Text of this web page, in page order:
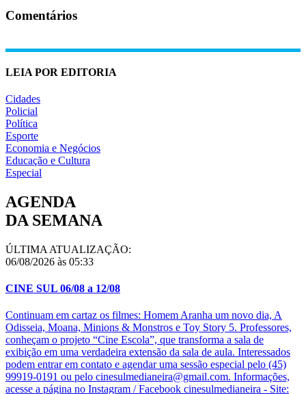
Comentários
LEIA POR EDITORIA
Cidades
Policial
Política
Esporte
Economia e Negócios
Educação e Cultura
Especial
AGENDA
DA SEMANA
ÚLTIMA ATUALIZAÇÃO:
06/08/2026 às 05:33
CINE SUL 06/08 a 12/08
Continuam em cartaz os filmes: Homem Aranha um novo dia, A
Odisseia, Moana, Minions & Monstros e Toy Story 5. Professores,
conheçam o projeto “Cine Escola”, que transforma a sala de
exibição em uma verdadeira extensão da sala de aula. Interessados
podem entrar em contato e agendar uma sessão especial pelo (45)
99919-0191 ou pelo cinesulmedianeira@gmail.com. Informações,
acesse a página no Instagram / Facebook cinesulmedianeira - Site: